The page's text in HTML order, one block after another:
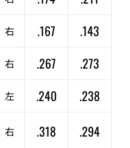
右 .167
.143
右 .267
.273
左 .240
.238
右 .318
.294